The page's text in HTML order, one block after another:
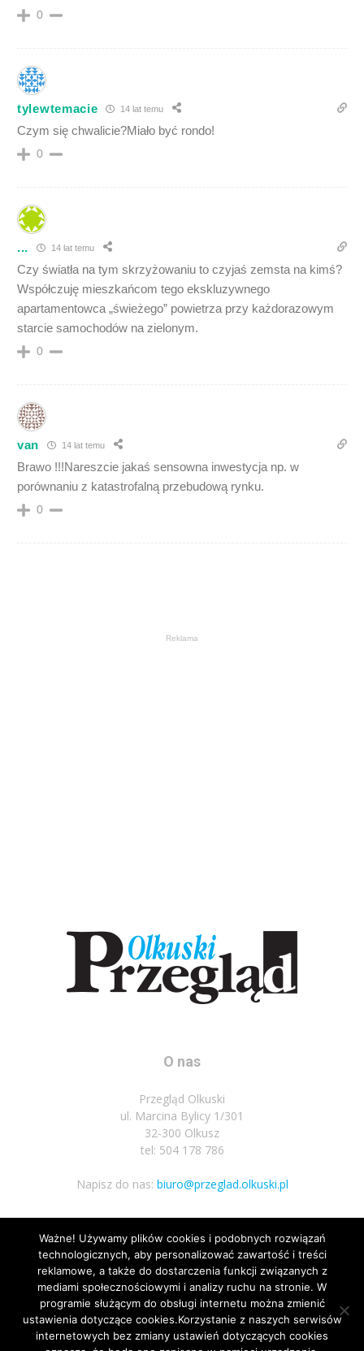
0
tylewtemacie 14 lat temu
Czym się chwalicie?Miało być rondo!
0
... 14 lat temu
Czy światła na tym skrzyżowaniu to czyjaś zemsta na kimś?
Współczuję mieszkańcom tego ekskluzywnego
apartamentowca „świeżego” powietrza przy każdorazowym
starcie samochodów na zielonym.
0
van 14 lat temu
Brawo !!!Nareszcie jakaś sensowna inwestycja np. w
porównaniu z katastrofalną przebudową rynku.
0
Reklama
O nas
Przegląd Olkuski
ul. Marcina Bylicy 1/301
32-300 Olkusz
tel: 504 178 786
Napisz do nas: biuro@przeglad.olkuski.pl
Podążaj za nami
Ważne! Używamy plików cookies i podobnych rozwiązań
technologicznych, aby personalizować zawartość i treści
reklamowe, a także do dostarczenia funkcji związanych z
mediami społecznościowymi i analizy ruchu na stronie. W
programie służącym do obsługi internetu można zmienić
ustawienia dotyczące cookies.Korzystanie z naszych serwisów
internetowych bez zmiany ustawień dotyczących cookies